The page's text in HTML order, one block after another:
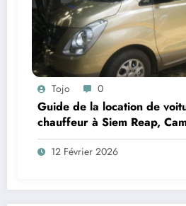
Tojo 0
Guide de la location de
chauffeur à Siem Reap,
12 Février 2026